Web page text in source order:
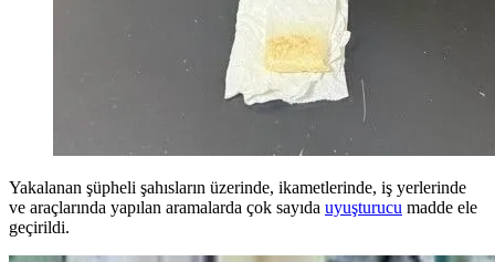
Yakalanan şüpheli şahısların üzerinde, ikametlerinde, iş yerlerinde
ve araçlarında yapılan aramalarda çok sayıda uyuşturucu madde ele
geçirildi.